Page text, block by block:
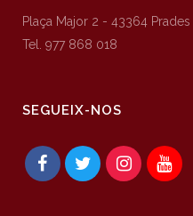
Plaça Major 2 - 43364 Prades
Tel. 977 868 018
SEGUEIX-NOS